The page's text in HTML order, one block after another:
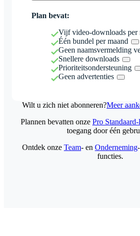
Plan bevat:
Vijf video-downloads per
Één bundel per maand
Geen naamsvermelding
Snellere downloads
Prioriteitsondersteuning
Geen advertenties
Wilt u zich niet abonneren?Meer
Plannen bevatten onze Pro
toegang door één
Ontdek onze Team- en Onderneming
functies.